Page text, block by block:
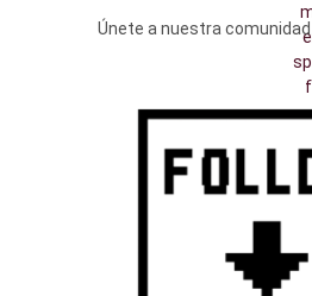
Únete a nuestra